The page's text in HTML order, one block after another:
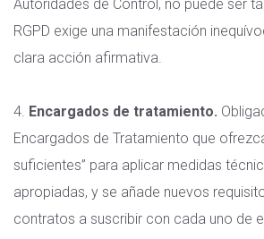
Autoridades de Control, no puede ser
RGPD exige una manifestación
clara acción afirmativa.
4. Encargados de tratamiento.
Encargados de Tratamiento que
suficientes” para aplicar medidas
apropiadas, y se añade nuevos
contratos a suscribir con cada uno de